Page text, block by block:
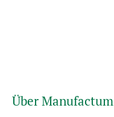
Über Manufactum